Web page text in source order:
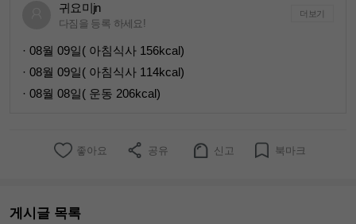
귀요미jn
다짐을 등록 하세요!
더보기
· 08월 09일( 아침식사 156kcal)
· 08월 09일( 아침식사 114kcal)
· 08월 08일( 운동 206kcal)
좋아요 공유 신고 북마크
게시글 목록